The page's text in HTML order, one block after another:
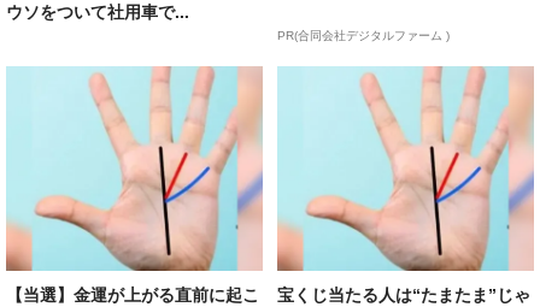
ウソをついて社用車で...
PR(合同会社デジタルファーム )
【当選】金運が上がる直前に起こ
宝くじ当たる人は“たまたま”じゃ